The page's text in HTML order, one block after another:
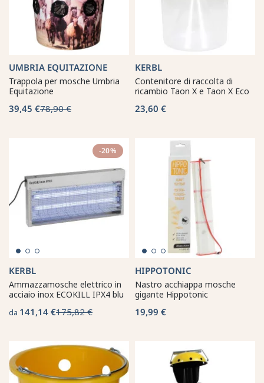
UMBRIA EQUITAZIONE
Trappola per mosche Umbria
Equitazione
39,45 €78,90 €
KERBL
Contenitore di raccolta di
ricambio Taon X e Taon X Eco
23,60 €
-20%
KERBL
Ammazzamosche elettrico in
acciaio inox ECOKILL IPX4 blu
da 141,14 €175,82 €
HIPPOTONIC
Nastro acchiappa mosche
gigante Hippotonic
19,99 €